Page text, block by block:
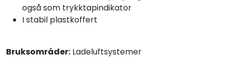
også som trykktapindikator
I stabil plastkoffert
Bruksområder: Ladeluftsystemer